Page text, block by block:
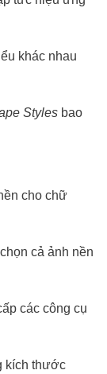
khác nhau
Styles bao
cho chữ
cả ảnh nền
các công cụ
kích thước